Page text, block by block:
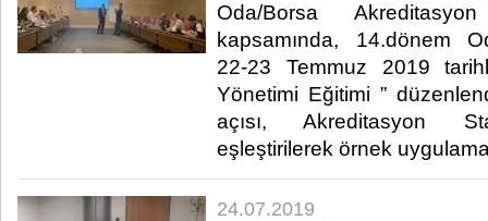
Oda/Borsa
kapsamında, 14.dönem
22-23 Temmuz 2019
Yönetimi Eğitimi ”
açısı, Akreditasyon
eşleştirilerek örnek
24.07.2019